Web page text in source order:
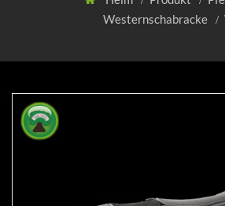
Westernschabracke